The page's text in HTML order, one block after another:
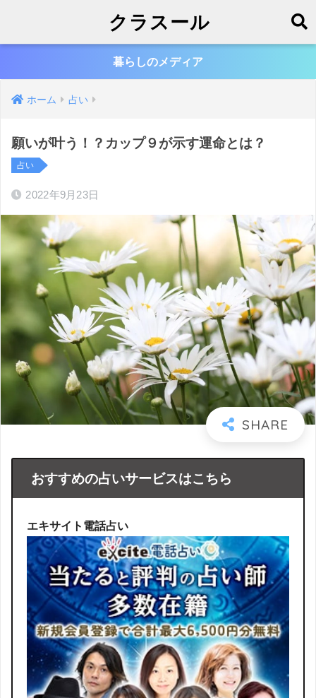
クラスール
暮らしのメディア
ホーム 占い
願いが叶う！？カップ９が示す運命とは？
占い
2022年9月23日
おすすめの占いサービスはこちら
エキサイト電話占い